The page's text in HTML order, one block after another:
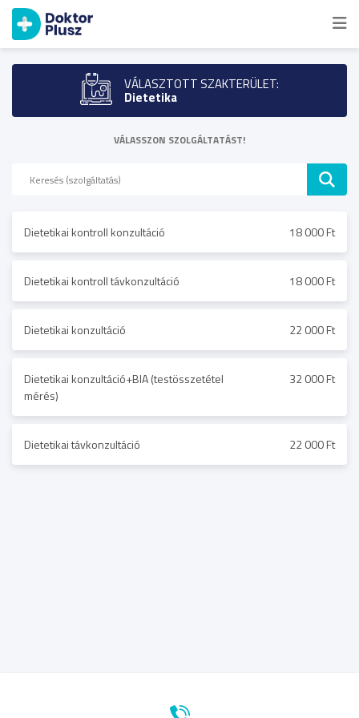
VÁLASZTOTT SZAKTERÜLET:
Dietetika
VÁLASSZON SZOLGÁLTATÁST!
Dietetikai kontroll konzultáció 18 000 Ft
Dietetikai kontroll távkonzultáció 18 000 Ft
Dietetikai konzultáció 22 000 Ft
Dietetikai konzultáció+BIA (testösszetétel
mérés)
32 000 Ft
Dietetikai távkonzultáció 22 000 Ft